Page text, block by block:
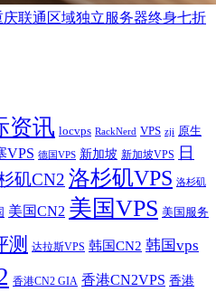
联通区域独立服务器终身七折
资讯 locvps RackNerd VPS zji 原生
VPS 德国VPS 新加坡 新加坡VPS
日
矶CN2 洛杉矶VPS 洛杉矶
美国CN2 美国VPS 美国服务
测 达拉斯VPS 韩国CN2 韩国vps
香港CN2 GIA 香港CN2VPS 香港